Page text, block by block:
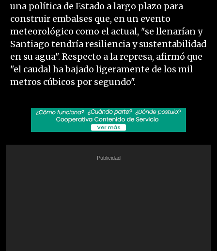
una política de Estado a largo plazo para
construir embalses que, en un evento
meteorológico como el actual, "se llenarían y
Santiago tendría resiliencia y sustentabilidad
en su agua". Respecto a la represa, afirmó que
"el caudal ha bajado ligeramente de los mil
metros cúbicos por segundo".